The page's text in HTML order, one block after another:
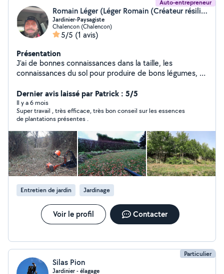
Auto-entrepreneur
Romain Léger (Léger Romain (Créateur résilient))
Jardinier-Paysagiste
Chalencon (Chalencon)
5/5 (1 avis)
Présentation
J'ai de bonnes connaissances dans la taille, les
connaissances du sol pour produire de bons légumes, et
tâches de jardinage et d 'entretien du paysage..
Dernier avis laissé par Patrick : 5/5
Il y a 6 mois
Super travail , très efficace, très bon conseil sur les essences
de plantations présentes .
Entretien de jardin Jardinage
Voir le profil Contacter
Particulier
Silas Pion
Jardinier - élagage